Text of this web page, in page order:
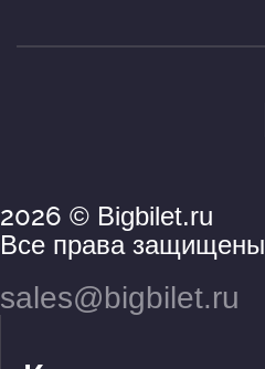
2026 © Bigbilet.ru
Все права защищены
sales@bigbilet.ru